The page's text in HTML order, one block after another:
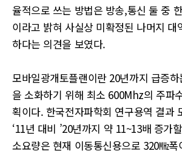
율적으로 쓰는 방법은 방송,통신 둘 중
이라고 밝혀 사실상 미확정된 나머지 대
하다는 의견을 보였다.
모바일광개토플랜이란 20년까지 급증
을 소화하기 위해 최소 600Mhz의 주파
획이다. 한국전자파학회 연구용역 결과
‘11년 대비 ’20년까지 약 11~13배 증가
소요량은 현재 이동통신용으로 320㎒